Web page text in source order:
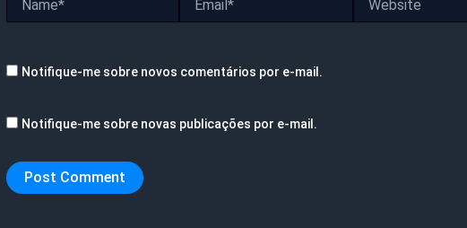
Notifique-me sobre novos comentários por e-mail.
Notifique-me sobre novas publicações por e-mail.